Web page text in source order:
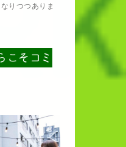
りつつありま
こそコミ